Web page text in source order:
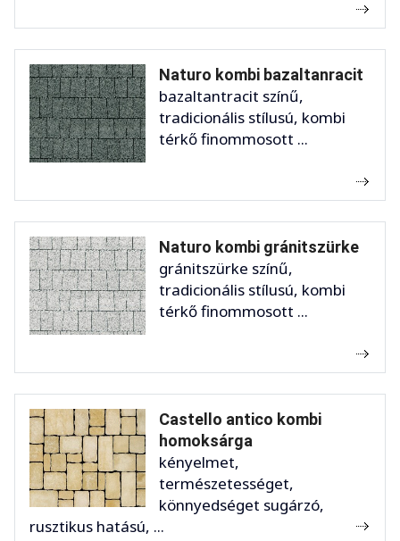
Naturo kombi bazaltanracit
bazaltantracit színű,
tradicionális stílusú, kombi
térkő finommosott ...
Naturo kombi gránitszürke
gránitszürke színű,
tradicionális stílusú, kombi
térkő finommosott ...
Castello antico kombi
homoksárga
kényelmet,
természetességet,
könnyedséget sugárzó,
rusztikus hatású, ...